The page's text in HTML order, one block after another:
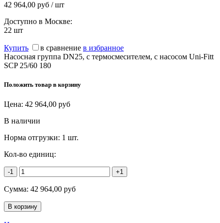
42 964,00 руб / шт
Доступно в Москве:
22 шт
Купить в сравнение в избранное
Насосная группа DN25, с термосмесителем, с насосом Uni-Fitt
SCP 25/60 180
Положить товар в корзину
Цена: 42 964,00 руб
В наличии
Норма отгрузки: 1 шт.
Кол-во единиц:
-1 +1
Сумма: 42 964,00 руб